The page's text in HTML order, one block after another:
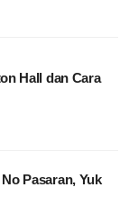
Hall dan Cara
Pasaran, Yuk